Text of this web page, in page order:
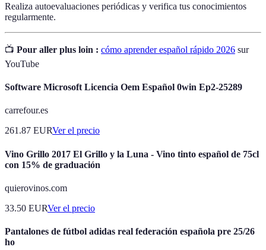
Realiza autoevaluaciones periódicas y verifica tus conocimientos
regularmente.
📺 Pour aller plus loin : cómo aprender español rápido 2026 sur
YouTube
Software Microsoft Licencia Oem Español 0win Ep2-25289
carrefour.es
261.87 EURVer el precio
Vino Grillo 2017 El Grillo y la Luna - Vino tinto español de 75cl
con 15% de graduación
quierovinos.com
33.50 EURVer el precio
Pantalones de fútbol adidas real federación española pre 25/26
ho